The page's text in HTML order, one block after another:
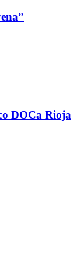
DOCa Rioja